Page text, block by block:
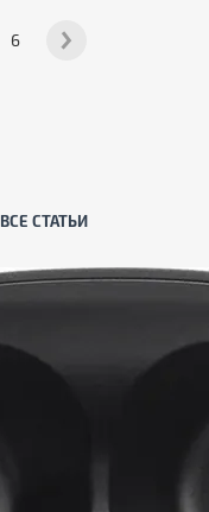
6
ВСЕ СТАТЬИ